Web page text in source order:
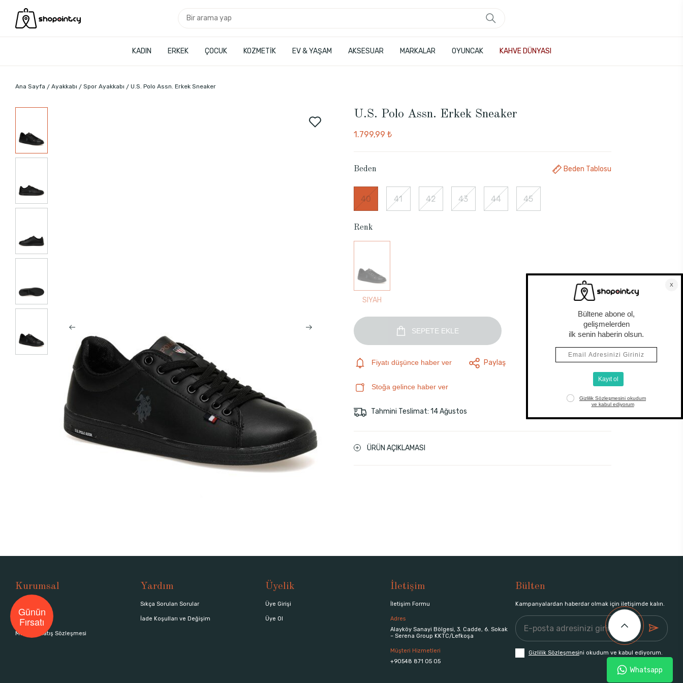
KADIN ERKEK ÇOCUK KOZMETİK EV & YAŞAM AKSESUAR MARKALAR OYUNCAK KAHVE DÜNYASI
Ana Sayfa Ayakkabı Spor Ayakkabı U.S. Polo Assn. Erkek Sneaker
U.S. Polo Assn. Erkek Sneaker
1.799,99 ₺
Beden Beden Tablosu
40 41 42 43 44 45
Renk
SIYAH
SEPETE EKLE
Fiyatı düşünce haber ver Paylaş
Stoğa gelince haber ver
Tahmini Teslimat: 14 Ağustos
ÜRÜN AÇIKLAMASI
Kurumsal
Hakkımızda
Mağazalar
Mesafeli Satış Sözleşmesi
Yardım
Sıkça Sorulan Sorular
İade Koşulları ve Değişim
Üyelik
Üye Girişi
Üye Ol
İletişim
İletişim Formu
Adres
Alayköy Sanayi Bölgesi, 3. Cadde, 6. Sokak
– Serena Group KKTC/Lefkoşa
Müşteri Hizmetleri
+90548 871 05 05
Bülten
Kampanyalardan haberdar olmak için iletişimde kalın.
Gizlilik Sözleşmesini okudum ve kabul ediyorum.
Whatsapp
Günün
Fırsatı